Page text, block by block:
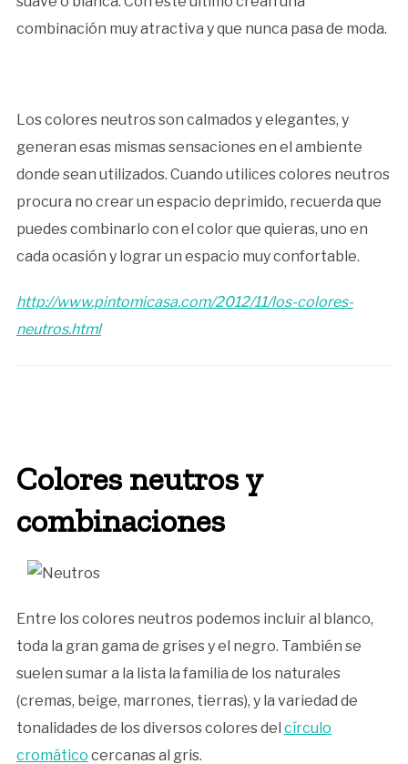
combinación muy atractiva y que nunca pasa de moda.
Los colores neutros son calmados y elegantes, y
generan esas mismas sensaciones en el ambiente
donde sean utilizados. Cuando utilices colores neutros
procura no crear un espacio deprimido, recuerda que
puedes combinarlo con el color que quieras, uno en
cada ocasión y lograr un espacio muy confortable.
http://www.pintomicasa.com/2012/11/los-colores-
neutros.html
Colores neutros y
combinaciones
Entre los colores neutros podemos incluir al blanco,
toda la gran gama de grises y el negro. También se
suelen sumar a la lista la familia de los naturales
(cremas, beige, marrones, tierras), y la variedad de
tonalidades de los diversos colores del círculo
cromático cercanas al gris.